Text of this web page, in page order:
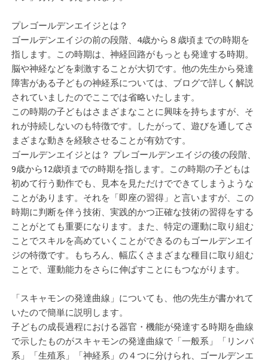
プレゴールデンエイジとは？
ゴールデンエイジの前の段階、4歳から８歳頃までの時期を
指します。この時期は、神経回路がもっとも発達する時期。
脳や神経などを刺激することが大切です。他の先生から発達
障害がある子どもの神経系については、ブログで詳しく解説
されていましたのでここでは省略いたします。
この時期の子どもはさまざまなことに興味を持ちますが、そ
れが持続しないのも特徴です。したがって、遊びを通してさ
まざまな動きを経験させることが有効です。
ゴールデンエイジとは？ プレゴールデンエイジの後の段階、
9歳から12歳頃までの時期を指します。この時期の子どもは
初めて行う動作でも、見本を見ただけでできてしまうような
ことがあります。それを「即座の習得」と言いますが、この
時期に判断を伴う技術、実践的かつ正確な技術の習得をする
ことがとても重要になります。また、特定の運動に取り組む
ことでスキルを高めていくことができるのもゴールデンエイ
ジの特徴です。もちろん、幅広くさまざまな種目に取り組む
ことで、運動能力をさらに伸ばすことにもつながります。
「スキャモンの発達曲線」についても、他の先生が書かれて
いたので簡単に説明します。
子どもの成長過程における器官・機能が発達する時期を曲線
で示したものがスキャモンの発達曲線で「一般系」「リンパ
系」「生殖系」「神経系」の４つに分けられ、ゴールデンエ